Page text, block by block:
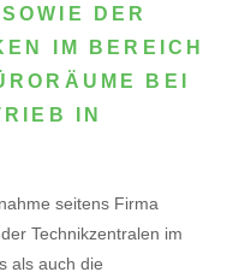
DER
IM BEREICH
BEI
IN
seitens Firma
Technikzentralen im
als auch die